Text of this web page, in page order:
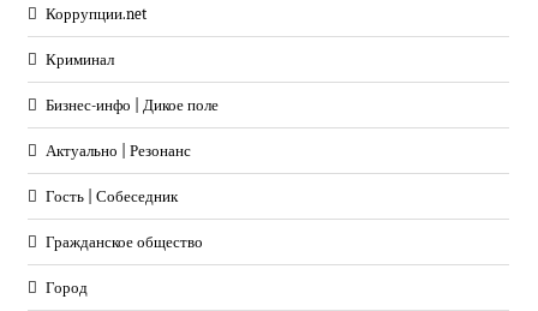
Коррупции.net
Криминал
Бизнес-инфо | Дикое поле
Актуально | Резонанс
Гость | Собеседник
Гражданское общество
Город